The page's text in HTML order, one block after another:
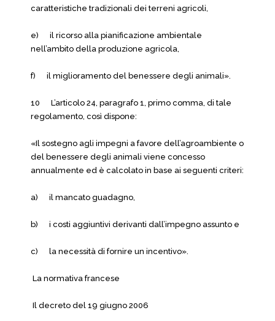
caratteristiche tradizionali dei terreni agricoli,
e) il ricorso alla pianificazione ambientale
nell’ambito della produzione agricola,
f) il miglioramento del benessere degli animali».
10 L’articolo 24, paragrafo 1, primo comma, di tale
regolamento, così dispone:
«Il sostegno agli impegni a favore dell’agroambiente o
del benessere degli animali viene concesso
annualmente ed è calcolato in base ai seguenti criteri:
a) il mancato guadagno,
b) i costi aggiuntivi derivanti dall’impegno assunto e
c) la necessità di fornire un incentivo».
La normativa francese
Il decreto del 19 giugno 2006